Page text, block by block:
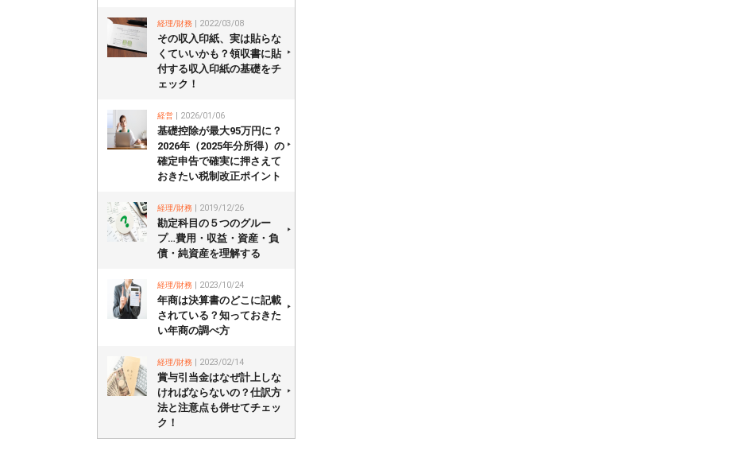
経理/財務 | 2022/03/08
その収入印紙、実は貼らな
くていいかも？領収書に貼
付する収入印紙の基礎をチ
ェック！
経営 | 2026/01/06
基礎控除が最大95万円に？
2026年（2025年分所得）の
確定申告で確実に押さえて
おきたい税制改正ポイント
経理/財務 | 2019/12/26
勘定科目の５つのグルー
プ…費用・収益・資産・負
債・純資産を理解する
経理/財務 | 2023/10/24
年商は決算書のどこに記載
されている？知っておきた
い年商の調べ方
経理/財務 | 2023/02/14
賞与引当金はなぜ計上しな
ければならないの？仕訳方
法と注意点も併せてチェッ
ク！